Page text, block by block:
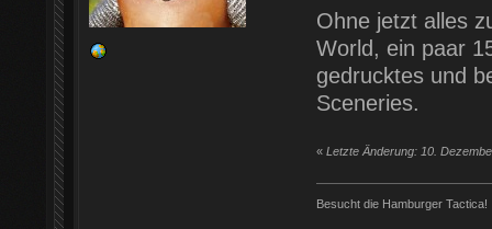
Ohne jetzt alles
World, ein paar
gedrucktes und
Sceneries.
« Letzte Änderung: 10.
Besucht die Hamburger Tactica!